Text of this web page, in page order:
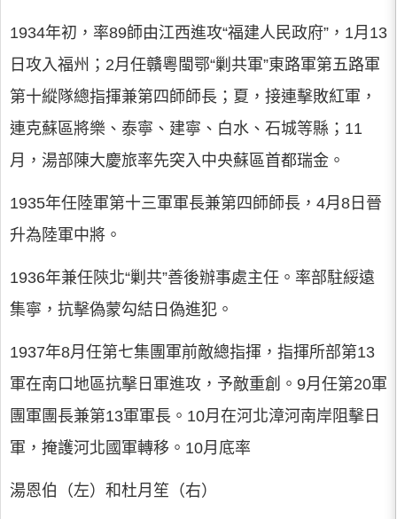
1934年初，率89師由江西進攻“福建人民政府”，1月13
日攻入福州；2月任贛粵閩鄂“剿共軍”東路軍第五路軍
第十縱隊總指揮兼第四師師長；夏，接連擊敗紅軍，
連克蘇區將樂、泰寧、建寧、白水、石城等縣；11
月，湯部陳大慶旅率先突入中央蘇區首都瑞金。
1935年任陸軍第十三軍軍長兼第四師師長，4月8日晉
升為陸軍中將。
1936年兼任陝北“剿共”善後辦事處主任。率部駐綏遠
集寧，抗擊偽蒙勾結日偽進犯。
1937年8月任第七集團軍前敵總指揮，指揮所部第13
軍在南口地區抗擊日軍進攻，予敵重創。9月任第20軍
團軍團長兼第13軍軍長。10月在河北漳河南岸阻擊日
軍，掩護河北國軍轉移。10月底率
湯恩伯（左）和杜月笙（右）